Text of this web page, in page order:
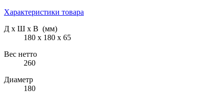
Характеристики товара
Д х Ш х В (мм)
180 х 180 х 65
Вес нетто
260
Диаметр
180